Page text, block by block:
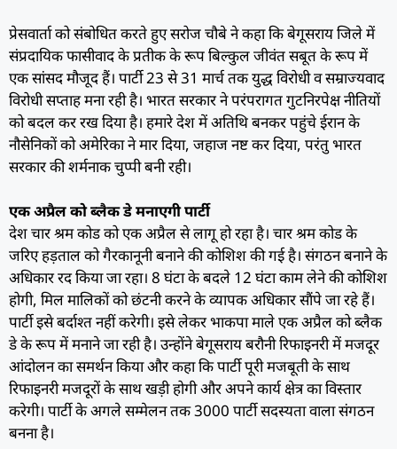
प्रेसवार्ता को संबोधित करते हुए सरोज चौबे ने कहा कि बेगूसराय जिले में
संप्रदायिक फासीवाद के प्रतीक के रूप बिल्कुल जीवंत सबूत के रूप में
एक सांसद मौजूद हैं। पार्टी 23 से 31 मार्च तक युद्ध विरोधी व सम्राज्यवाद
विरोधी सप्ताह मना रही है। भारत सरकार ने परंपरागत गुटनिरपेक्ष नीतियों
को बदल कर रख दिया है। हमारे देश में अतिथि बनकर पहुंचे ईरान के
नौसेनिकों को अमेरिका ने मार दिया, जहाज नष्ट कर दिया, परंतु भारत
सरकार की शर्मनाक चुप्पी बनी रही।
एक अप्रैल को ब्लैक डे मनाएगी पार्टी
देश चार श्रम कोड को एक अप्रैल से लागू हो रहा है। चार श्रम कोड के
जरिए हड़ताल को गैरकानूनी बनाने की कोशिश की गई है। संगठन बनाने के
अधिकार रद किया जा रहा। 8 घंटा के बदले 12 घंटा काम लेने की कोशिश
होगी, मिल मालिकों को छंटनी करने के व्यापक अधिकार सौंपे जा रहे हैं।
पार्टी इसे बर्दाश्त नहीं करेगी। इसे लेकर भाकपा माले एक अप्रैल को ब्लैक
डे के रूप में मनाने जा रही है। उन्होंने बेगूसराय बरौनी रिफाइनरी में मजदूर
आंदोलन का समर्थन किया और कहा कि पार्टी पूरी मजबूती के साथ
रिफाइनरी मजदूरों के साथ खड़ी होगी और अपने कार्य क्षेत्र का विस्तार
करेगी। पार्टी के अगले सम्मेलन तक 3000 पार्टी सदस्यता वाला संगठन
बनना है।